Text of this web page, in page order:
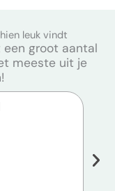
leuk vindt
groot aantal
meeste uit je